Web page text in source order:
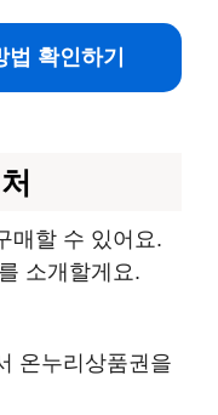
확인하기
매할 수 있어요.
소개할게요.
온누리상품권을